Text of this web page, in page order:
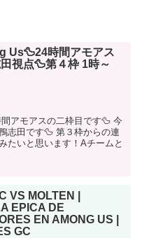
Us🦆24時間アモアス
視点🦆第４枠 1時～
アモアスの二枠目です🦆 今
志田です🦆 第３枠からの連
たいと思います！Aチームと
VS MOLTEN |
EPICA DE
EN AMONG US |
GC